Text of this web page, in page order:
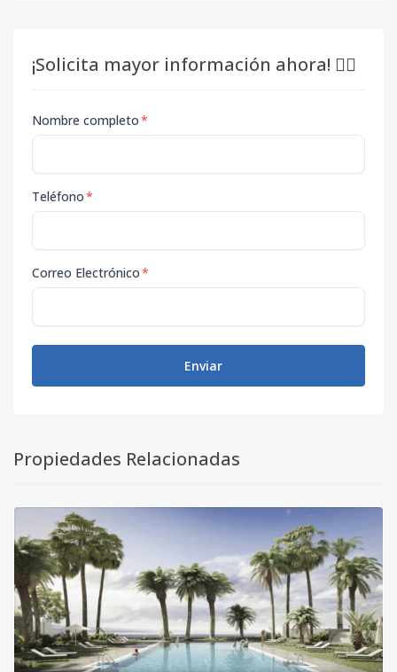
¡Solicita mayor información ahora! 👇🏽
Nombre completo*
Teléfono*
Correo Electrónico*
Enviar
Propiedades Relacionadas